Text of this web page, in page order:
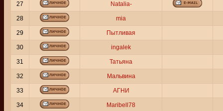
27 Natalia-
28 mia
29 Пытливая
30 ingalek
31 Татьяна
32 Мальвина
33 АГНИ
34 Maribell78